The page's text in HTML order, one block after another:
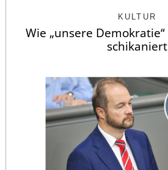
KULTUR
Wie „unsere
schikaniert